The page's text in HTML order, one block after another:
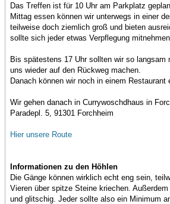
Das Treffen ist für 10 Uhr am Parkplatz
Mittag essen können wir unterwegs in einer
teilweise doch ziemlich groß und bieten
sollte sich jeder etwas Verpflegung
Bis spätestens 17 Uhr sollten wir so langsam
uns wieder auf den Rückweg machen.
Danach können wir noch in einem Restaurant
Wir gehen danach in Currywoschdhaus in
Paradepl. 5, 91301 Forchheim
Hier unsere Route
Informationen zu den Höhlen
Die Gänge können wirklich echt eng sein,
Vieren über spitze Steine kriechen.
und glitschig. Jeder sollte also ein Minimum